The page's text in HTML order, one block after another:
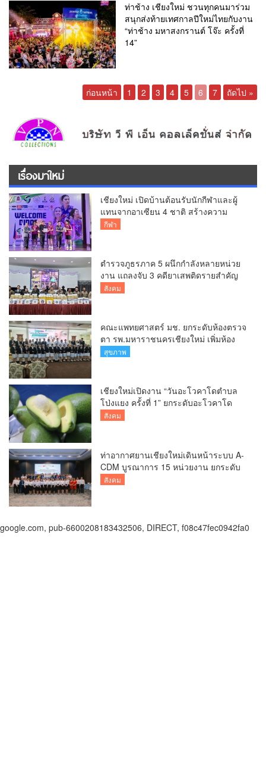
ท่าช้าง เชียงใหม่ ชวนทุกคนมาร่วม
สนุกส่งท้ายเทศกาลปีใหม่ไทยกับงาน
“ท่าช้าง มหาสงกรานต์ โจ๊ะ ครั้งที่
14”
ก่อนหน้า 1 2 3 4 5 6 7 ถัดไป »
เรื่องมาใหม่
เชียงใหม่ เปิดบ้านต้อนรับนักกีฬาและผู้
แทนจากอาเซียน 4 ชาติ สร้างความ
ประทับใจก่อนเปิดศึกวอลเลย์บอล BYD
กีฬา
ตำรวจภูธรภาค 5 ผนึกกำลังหลายหน่วย
งาน แถลงจับ 3 คดียาเสพติดรายสำคัญ
ยึดยาบ้ากว่า 3.2 ล้านเม็ด เฮโรอีน 8.62
สังคม
คณะแพทยศาสตร์ มช. ยกระดับห้องตรวจ
ตา รพ.มหาราชนครเชียงใหม่ เพิ่มห้อง
ตรวจ-นำเทคโนโลยีทันสมัย รองรับผู้ป่วย
สุขภาพ
เชียงใหม่เปิดงาน “วันอะโวคาโดตำบล
โป่งแยง ครั้งที่ 1” ยกระดับอะโวคาโด
คุณภาพ สู่ผลไม้เศรษฐกิจและแหล่งท่อง
สังคม
ท่าอากาศยานเชียงใหม่เดินหน้าระบบ A-
CDM บูรณาการ 15 หน่วยงาน ยกระดับ
การบริหารเที่ยวบินและบริการผู้โดยสาร
สังคม
google.com, pub-6600208183432506, DIRECT, f08c47fec0942fa0